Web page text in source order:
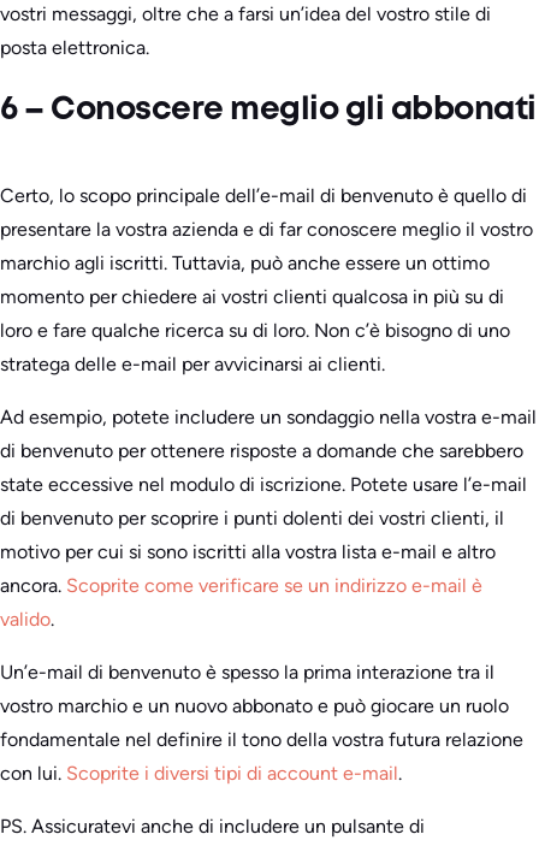
vostri messaggi, oltre che a farsi un’idea del vostro stile di
posta elettronica.
6 – Conoscere meglio gli abbonati
Certo, lo scopo principale dell’e-mail di benvenuto è quello di
presentare la vostra azienda e di far conoscere meglio il vostro
marchio agli iscritti. Tuttavia, può anche essere un ottimo
momento per chiedere ai vostri clienti qualcosa in più su di
loro e fare qualche ricerca su di loro. Non c’è bisogno di uno
stratega delle e-mail per avvicinarsi ai clienti.
Ad esempio, potete includere un sondaggio nella vostra e-mail
di benvenuto per ottenere risposte a domande che sarebbero
state eccessive nel modulo di iscrizione. Potete usare l’e-mail
di benvenuto per scoprire i punti dolenti dei vostri clienti, il
motivo per cui si sono iscritti alla vostra lista e-mail e altro
ancora. Scoprite come verificare se un indirizzo e-mail è
valido.
Un’e-mail di benvenuto è spesso la prima interazione tra il
vostro marchio e un nuovo abbonato e può giocare un ruolo
fondamentale nel definire il tono della vostra futura relazione
con lui. Scoprite i diversi tipi di account e-mail.
PS. Assicuratevi anche di includere un pulsante di